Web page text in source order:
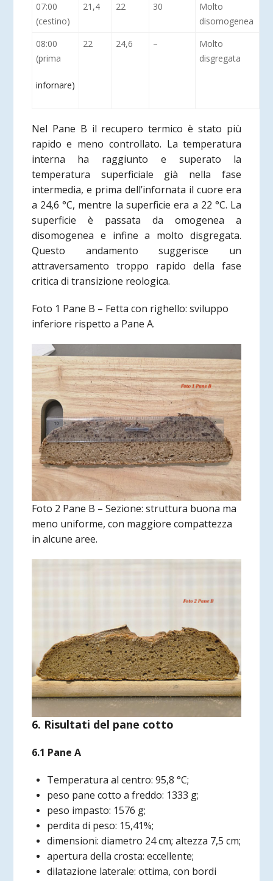
07:00
(cestino)
21,4 22 30
Molto
disomogenea
08:00
(prima
infornare)
22 24,6 –
Molto
disgregata
Nel Pane B il recupero termico è stato più
rapido e meno controllato. La temperatura
interna ha raggiunto e superato la
temperatura superficiale già nella fase
intermedia, e prima dell’infornata il cuore era
a 24,6 °C, mentre la superficie era a 22 °C. La
superficie è passata da omogenea a
disomogenea e infine a molto disgregata.
Questo andamento suggerisce un
attraversamento troppo rapido della fase
critica di transizione reologica.
Foto 1 Pane B – Fetta con righello: sviluppo
inferiore rispetto a Pane A.
Foto 2 Pane B – Sezione: struttura buona ma
meno uniforme, con maggiore compattezza
in alcune aree.
6. Risultati del pane cotto
6.1 Pane A
Temperatura al centro: 95,8 °C;
peso pane cotto a freddo: 1333 g;
peso impasto: 1576 g;
perdita di peso: 15,41%;
dimensioni: diametro 24 cm; altezza 7,5 cm;
apertura della crosta: eccellente;
dilatazione laterale: ottima, con bordi